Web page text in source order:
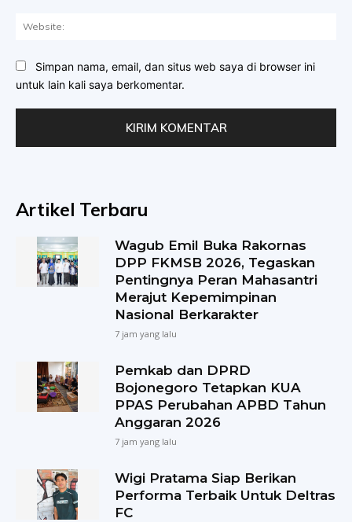
Simpan nama, email, dan situs web saya di browser ini
untuk lain kali saya berkomentar.
Artikel Terbaru
Wagub Emil Buka Rakornas
DPP FKMSB 2026, Tegaskan
Pentingnya Peran Mahasantri
Merajut Kepemimpinan
Nasional Berkarakter
7 jam yang lalu
Pemkab dan DPRD
Bojonegoro Tetapkan KUA
PPAS Perubahan APBD Tahun
Anggaran 2026
7 jam yang lalu
Wigi Pratama Siap Berikan
Performa Terbaik Untuk Deltras
FC